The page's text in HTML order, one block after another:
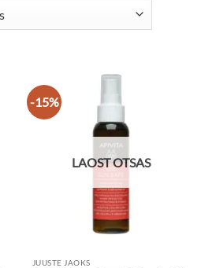
-15%
LAOST OTSAS
JUUSTE JAOKS